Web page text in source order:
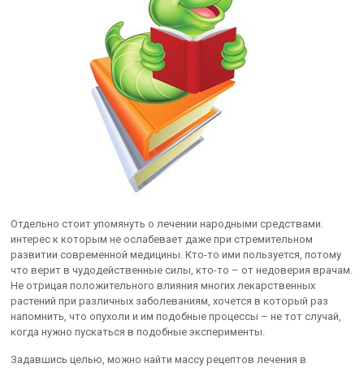
Отдельно стоит упомянуть о лечении народными средствами.
интерес к которым не ослабевает даже при стремительном
развитии современной медицины. Кто-то ими пользуется, потому
что верит в чудодейственные силы, кто-то – от недоверия врачам.
Не отрицая положительного влияния многих лекарственных
растений при различных заболеваниям, хочется в который раз
напомнить, что опухоли и им подобные процессы – не тот случай,
когда нужно пускаться в подобные эксперименты.
Задавшись целью, можно найти массу рецептов лечения в